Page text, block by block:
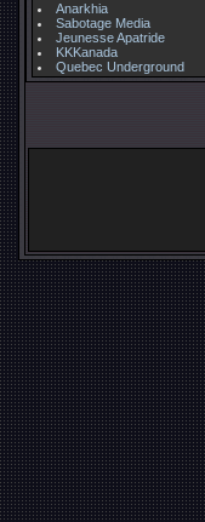
Anarkhia
Sabotage Media
Jeunesse Apatride
KKKanada
Quebec Underground